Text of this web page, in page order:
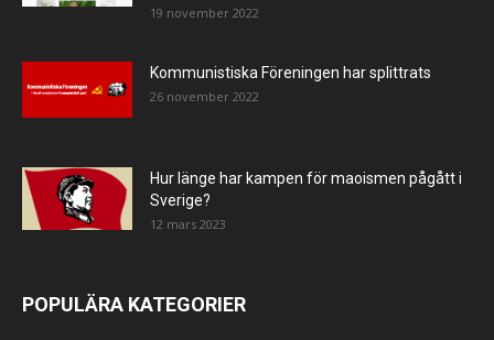
19 november 2022
Kommunistiska Föreningen har splittrats
26 november 2022
Hur länge har kampen för maoismen pågått i
Sverige?
12 mars 2023
POPULÄRA KATEGORIER